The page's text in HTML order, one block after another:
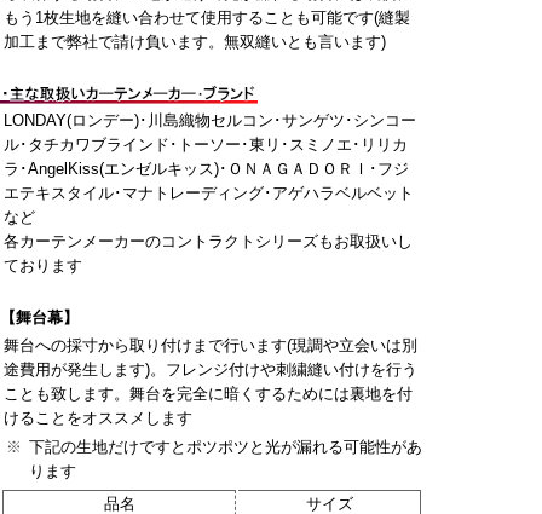
もう1枚生地を縫い合わせて使用することも可能です(縫製
加工まで弊社で請け負います。無双縫いとも言います)
LONDAY(ロンデー)･川島織物セルコン･サンゲツ･シンコー
ル･タチカワブラインド･トーソー･東リ･スミノエ･リリカ
ラ･AngelKiss(エンゼルキッス)･ＯＮＡＧＡＤＯＲＩ･フジ
エテキスタイル･マナトレーディング･アゲハラベルベット
など
各カーテンメーカーのコントラクトシリーズもお取扱いし
ております
【舞台幕】
舞台への採寸から取り付けまで行います(現調や立会いは別
途費用が発生します)。フレンジ付けや刺繍縫い付けを行う
ことも致します。舞台を完全に暗くするためには裏地を付
けることをオススメします
※ 下記の生地だけですとポツポツと光が漏れる可能性があ
ります
品名
サイズ